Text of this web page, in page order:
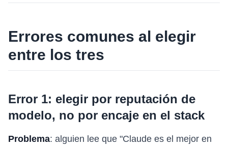
Errores comunes al elegir
entre los tres
Error 1: elegir por reputación de
modelo, no por encaje en el stack
Problema: alguien lee que "Claude es el mejor en